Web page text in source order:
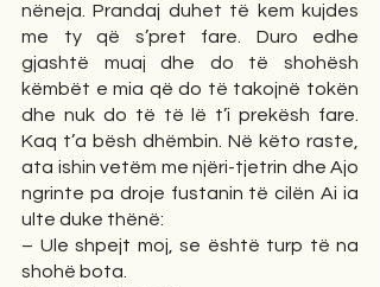
nëneja. Prandaj duhet të kem kujdes
me ty që s’pret fare. Duro edhe
gjashtë muaj dhe do të shohësh
këmbët e mia që do të takojnë tokën
dhe nuk do të të lë t’i prekësh fare.
Kaq t’a bësh dhëmbin. Në këto raste,
ata ishin vetëm me njëri-tjetrin dhe Ajo
ngrinte pa droje fustanin të cilën Ai ia
ulte duke thënë:
– Ule shpejt moj, se është turp të na
shohë bota.